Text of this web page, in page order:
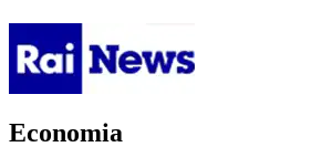
Economia